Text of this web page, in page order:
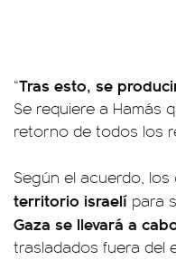
“Tras esto, se
Se requiere a Hamás
retorno de todos los
Según el acuerdo,
territorio israelí para
Gaza se llevará a
trasladados fuera del